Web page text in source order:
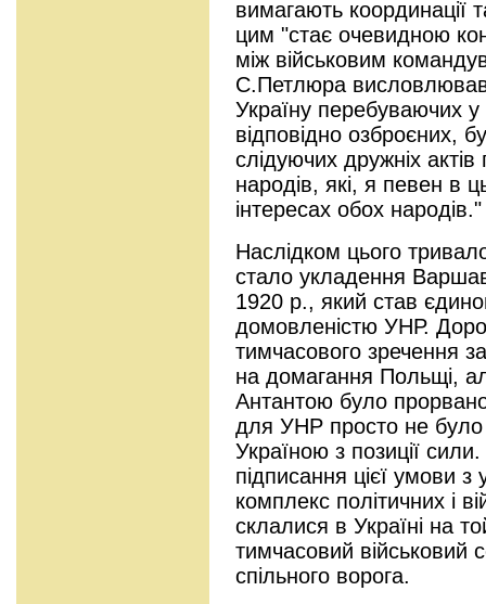
вимагають координації
цим "стає очевидною
між військовим
С.Петлюра
Україну перебуваючих
відповідно озброєних,
слідуючих дружніх актів
народів, які, я певен в
інтересах обох народів."
Наслідком цього
стало укладення
1920 р., який став
домовленістю УНР.
тимчасового зречення
на домагання Польщі,
Антантою було
для УНР просто не
Україною з позиції
підписання цієї умови з
комплекс політичних і
склалися в Україні на
тимчасовий військовий
спільного ворога.